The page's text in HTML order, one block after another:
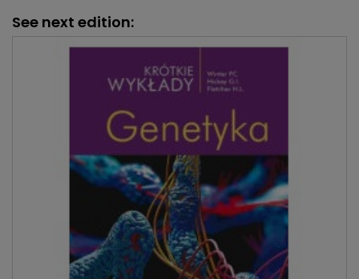
See next edition: